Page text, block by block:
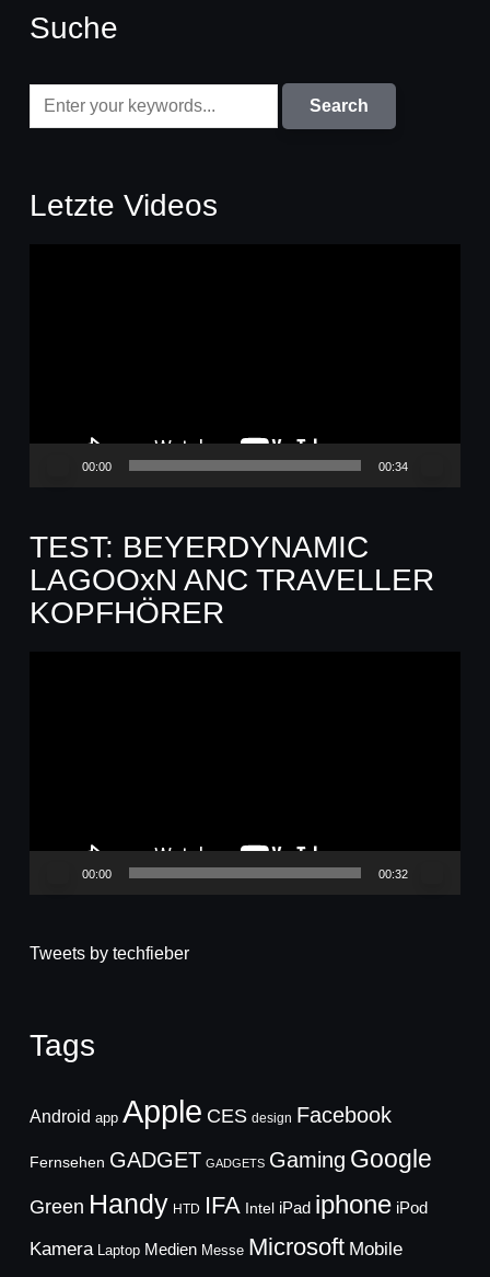
Suche
Letzte Videos
00:00 00:34
TEST: BEYERDYNAMIC
LAGOOxN ANC TRAVELLER
KOPFHÖRER
00:00 00:32
Tweets by techfieber
Tags
Android app Apple CES design Facebook
Fernsehen GADGET GADGETS Gaming Google
Green Handy HTD IFA Intel iPad iphone iPod
Kamera Laptop Medien Messe Microsoft Mobile